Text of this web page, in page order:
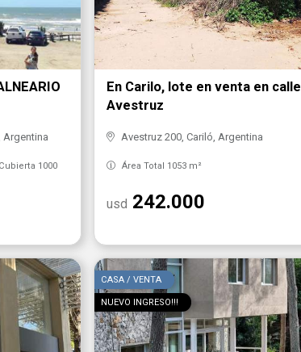
Argentina
1000
En Carilo, lote en venta en calle
Avestruz
Avestruz 200, Cariló, Argentina
Área Total 1053 m²
usd 242.000
CASA / VENTA
NUEVO INGRESO!!!